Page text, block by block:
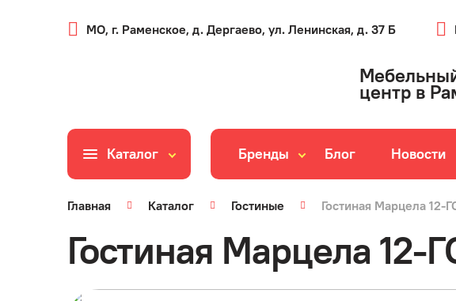
МО, г. Раменское, д. Дергаево, ул. Ленинская, д. 37 Б
центр в
Каталог Бренды Блог Новости
Главная Каталог Гостиные Гостиная Марцела 12-
Гостиная Марцела 12-